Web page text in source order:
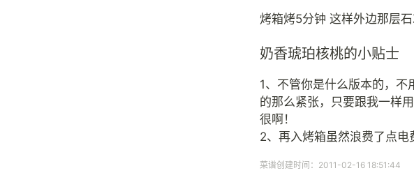
烤箱烤5分钟 这样外边那层
奶香琥珀核桃的小贴士
1、不管你是什么版本的，
的那么紧张，只要跟我一样
很啊！
2、再入烤箱虽然浪费了点
菜谱创建时间：2011-02-16 18:51:44